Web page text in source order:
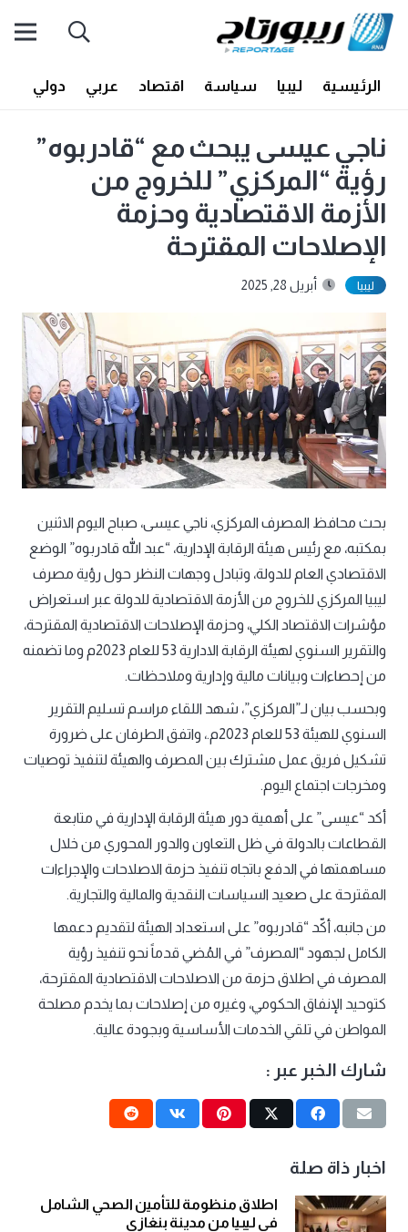
الرئيسية ليبيا سياسة اقتصاد عربي دولي
ناجي عيسى يبحث مع “قادربوه”
رؤية “المركزي” للخروج من
الأزمة الاقتصادية وحزمة
الإصلاحات المقترحة
ليبيا أبريل 28, 2025
بحث محافظ المصرف المركزي، ناجي عيسى، صباح اليوم الاثنين
بمكتبه، مع رئيس هيئة الرقابة الإدارية، “عبد الله قادربوه” الوضع
الاقتصادي العام للدولة، وتبادل وجهات النظر حول رؤية مصرف
ليبيا المركزي للخروج من الأزمة الاقتصادية للدولة عبر استعراض
مؤشرات الاقتصاد الكلي، وحزمة الإصلاحات الاقتصادية المقترحة،
والتقرير السنوي لهيئة الرقابة الادارية 53 للعام 2023م وما تضمنه
من إحصاءات وبيانات مالية وإدارية وملاحظات.
وبحسب بيان لـ”المركزي”، شهد اللقاء مراسم تسليم التقرير
السنوي للهيئة 53 للعام 2023م.، واتفق الطرفان على ضرورة
تشكيل فريق عمل مشترك بين المصرف والهيئة لتنفيذ توصيات
ومخرجات اجتماع اليوم.
أكد “عيسى” على أهمية دور هيئة الرقابة الإدارية في متابعة
القطاعات بالدولة في ظل التعاون والدور المحوري من خلال
مساهمتها في الدفع باتجاه تنفيذ حزمة الاصلاحات والإجراءات
المقترحة على صعيد السياسات النقدية والمالية والتجارية.
من جانبه، أكّد “قادربوه” على استعداد الهيئة لتقديم دعمها
الكامل لجهود “المصرف” في المُضي قدماً نحو تنفيذ رؤية
المصرف في اطلاق حزمة من الاصلاحات الاقتصادية المقترحة،
كتوحيد الإنفاق الحكومي، وغيره من إصلاحات بما يخدم مصلحة
المواطن في تلقي الخدمات الأساسية وبجودة عالية.
شارك الخبر عبر :
اخبار ذاة صلة
اطلاق منظومة للتأمين الصحي الشامل
في ليبيا من مدينة بنغازي